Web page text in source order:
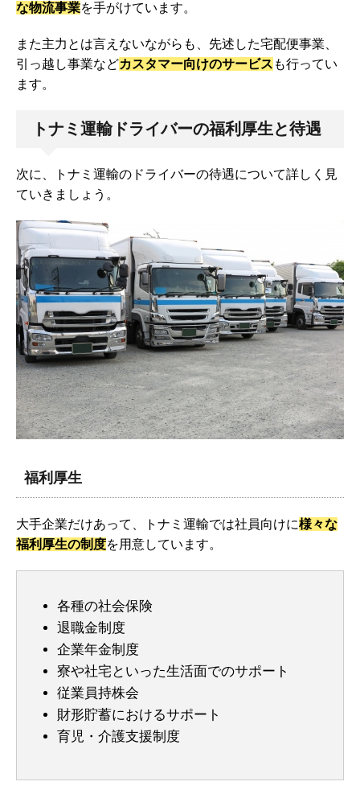
な物流事業を手がけています。
また主力とは言えないながらも、先述した宅配便事業、
引っ越し事業などカスタマー向けのサービス も行ってい
ます。
トナミ運輸ドライバーの福利厚生と待遇
次に、トナミ運輸のドライバーの待遇について詳しく見
ていきましょう。
福利厚生
大手企業だけあって、トナミ運輸では社員向けに様々な
福利厚生の制度を用意しています。
各種の社会保険
退職金制度
企業年金制度
寮や社宅といった生活面でのサポート
従業員持株会
財形貯蓄におけるサポート
育児・介護支援制度